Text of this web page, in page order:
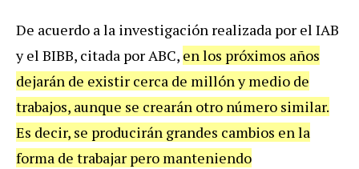
De acuerdo a la investigación realizada por el IAB
y el BIBB, citada por ABC, en los próximos años
dejarán de existir cerca de millón y medio de
trabajos, aunque se crearán otro número similar.
Es decir, se producirán grandes cambios en la
forma de trabajar pero manteniendo